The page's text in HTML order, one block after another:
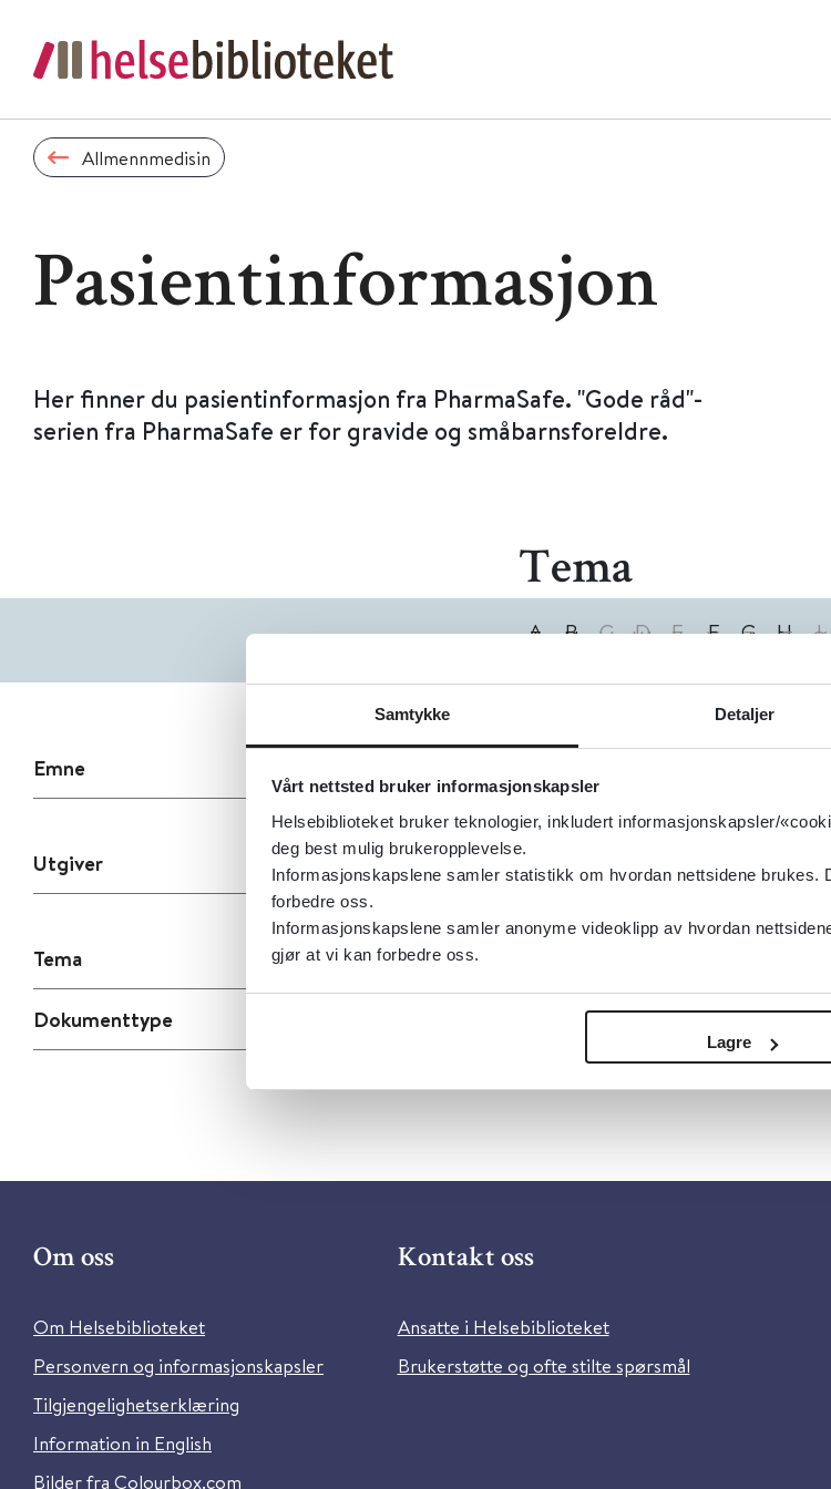
Samtykke Detaljer
Vårt nettsted bruker informasjonskapsler
Helsebiblioteket bruker teknologier, inkludert informasjonskapsler/
deg best mulig brukeropplevelse.
Informasjonskapslene samler statistikk om hvordan nettsidene
forbedre oss.
Informasjonskapslene samler anonyme videoklipp av hvordan
gjør at vi kan forbedre oss.
Lagre
Allmennmedisin
Pasientinformasjon
Her finner du pasientinformasjon fra PharmaSafe. "Gode råd"-
serien fra PharmaSafe er for gravide og småbarnsforeldre.
Tema
A B C D E F G H I
T U V W X Y Z Æ Ø
Emne
Utgiver
Tema
Dokumenttype
Om oss
Om Helsebiblioteket
Personvern og informasjonskapsler
Tilgjengelighetserklæring
Information in English
Bilder fra Colourbox.com
Kontakt oss
Ansatte i Helsebiblioteket
Brukerstøtte og ofte stilte spørsmål